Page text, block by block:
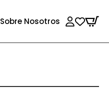
Sobre Nosotros